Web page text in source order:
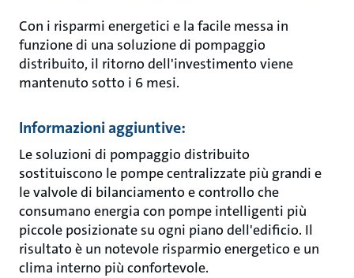
Con i risparmi energetici e la facile messa in
funzione di una soluzione di pompaggio
distribuito, il ritorno dell'investimento viene
mantenuto sotto i 6 mesi.
Informazioni aggiuntive:
Le soluzioni di pompaggio distribuito
sostituiscono le pompe centralizzate più grandi e
le valvole di bilanciamento e controllo che
consumano energia con pompe intelligenti più
piccole posizionate su ogni piano dell'edificio. Il
risultato è un notevole risparmio energetico e un
clima interno più confortevole.